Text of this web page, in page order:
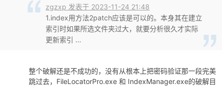
zgzxp 发表于 2023-11-24 21:48
1.index用方法2patch应该是可以的。本身其在建立
索引时如果所选文件夹过大，就要分析很久才实际
更新索引 ...
整个破解还是不成功的，没有从根本上把密码验证那一段完美
跳过去，FileLocatorPro.exe 和 IndexManager.exe的破解目